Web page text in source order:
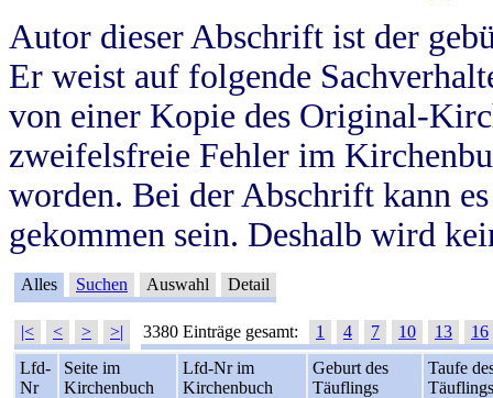
Autor dieser Abschrift ist der
Er weist auf folgende
von einer Kopie des Original-
zweifelsfreie Fehler im
worden. Bei der Abschrift kann
gekommen sein. Deshalb wird
Alles Suchen Auswahl Detail
|< < > >| 3380 Einträge gesamt: 1 4 7 10 13
16
Lfd-
Nr
Seite im
Kirchenbuch
Lfd-Nr im
Kirchenbuch
Geburt des
Täuflings
Taufe
Täuflings